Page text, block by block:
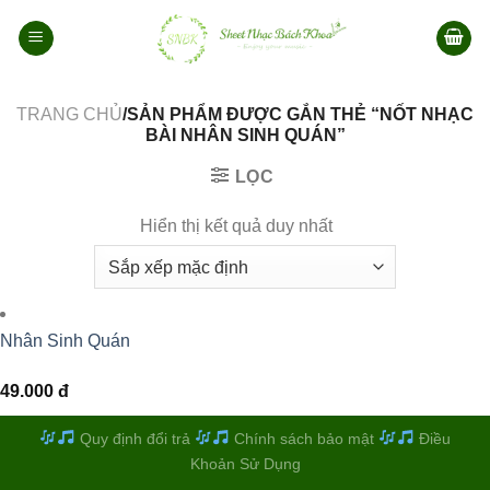
qua
TRANG CHỦ/SẢN PHẨM ĐƯỢC GẮN THẺ “NỐT NHẠC
BÀI NHÂN SINH QUÁN”
LỌC
Hiển thị kết quả duy nhất
Nhân Sinh Quán
49.000 đ
Quy định đổi trả Chính sách bảo mật
Điều
Khoản Sử Dụng